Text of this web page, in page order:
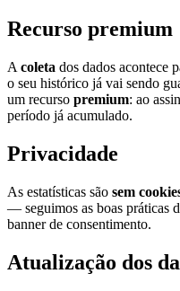
Recurso premium
A coleta dos dados acontece
o seu histórico já vai sendo
um recurso premium: ao
período já acumulado.
Privacidade
As estatísticas são sem
— seguimos as boas práticas
banner de consentimento.
Atualização dos